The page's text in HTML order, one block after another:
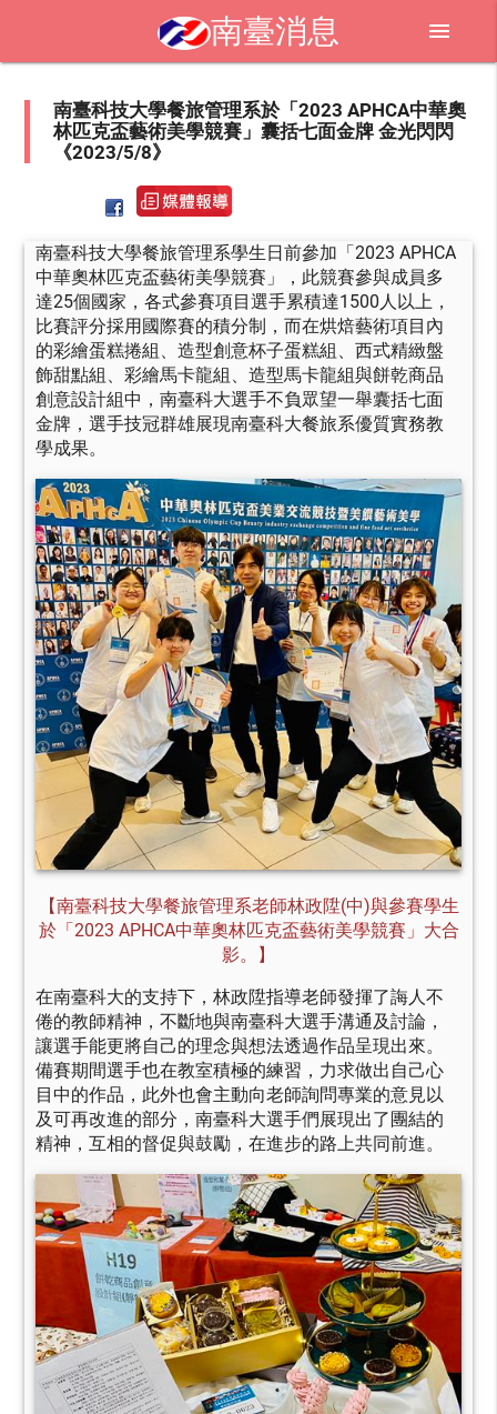
南臺消息 menu
南臺科技大學餐旅管理系於「2023 APHCA中華奧
林匹克盃藝術美學競賽」囊括七面金牌 金光閃閃
《2023/5/8》
南臺科技大學餐旅管理系學生日前參加「2023 APHCA
中華奧林匹克盃藝術美學競賽」，此競賽參與成員多
達25個國家，各式參賽項目選手累積達1500人以上，
比賽評分採用國際賽的積分制，而在烘焙藝術項目內
的彩繪蛋糕捲組、造型創意杯子蛋糕組、西式精緻盤
飾甜點組、彩繪馬卡龍組、造型馬卡龍組與餅乾商品
創意設計組中，南臺科大選手不負眾望一舉囊括七面
金牌，選手技冠群雄展現南臺科大餐旅系優質實務教
學成果。
【南臺科技大學餐旅管理系老師林政陞(中)與參賽學生
於「2023 APHCA中華奧林匹克盃藝術美學競賽」大合
影。】
在南臺科大的支持下，林政陞指導老師發揮了誨人不
倦的教師精神，不斷地與南臺科大選手溝通及討論，
讓選手能更將自己的理念與想法透過作品呈現出來。
備賽期間選手也在教室積極的練習，力求做出自己心
目中的作品，此外也會主動向老師詢問專業的意見以
及可再改進的部分，南臺科大選手們展現出了團結的
精神，互相的督促與鼓勵，在進步的路上共同前進。